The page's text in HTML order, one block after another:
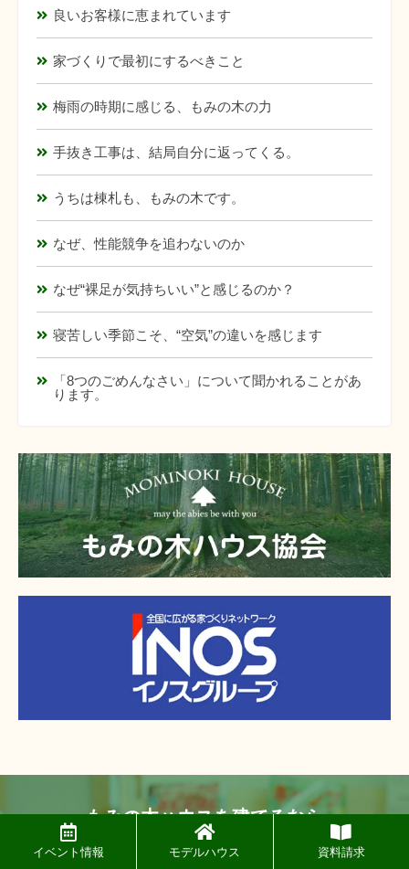
良いお客様に恵まれています
家づくりで最初にするべきこと
梅雨の時期に感じる、もみの木の力
手抜き工事は、結局自分に返ってくる。
うちは棟札も、もみの木です。
なぜ、性能競争を追わないのか
なぜ“裸足が気持ちいい”と感じるのか？
寝苦しい季節こそ、“空気”の違いを感じます
「8つのごめんなさい」について聞かれることがあ
ります。
もみの木ハウスを建てるなら
イベント情報 モデルハウス 資料請求